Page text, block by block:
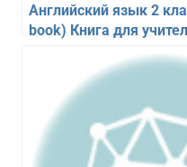
Английский язык 2
book) Книга для